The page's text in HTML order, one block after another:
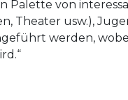
von
usw.),
werden,